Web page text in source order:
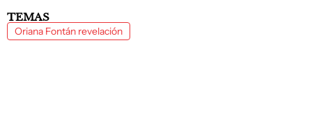
TEMAS
Oriana Fontán revelación